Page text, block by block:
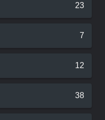
23
7
12
38